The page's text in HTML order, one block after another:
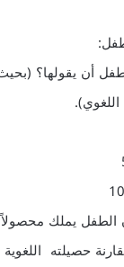
أن يقولها؟
الطفل يملك
حصيلته اللغوية